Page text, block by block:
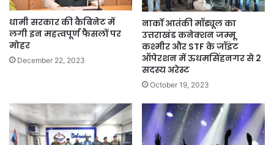
धामी सरकार की कैबिनेट में
लगी इन महत्वपूर्ण फैसलों पर
मोहर
December 22, 2023
नार्को आतंकी मॉड्यूल का
उत्तराखंड कनेक्शन जम्मू
कश्मीर और STF के जॉइंट
ऑपेरशन में ऊधमसिंहनगर से 2
सदस्य अरेस्ट
October 19, 2023